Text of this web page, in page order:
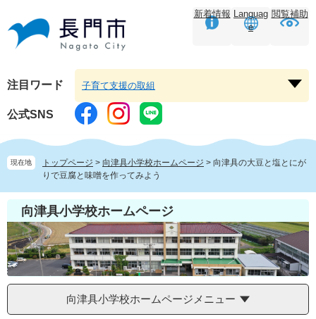
頭
す。
飛
し
本
文
へ
新着情報 Languag
e
閲覧補助
注目ワード
ー
を
く
子育て支援の取組
公式SNS
現在地 トップページ > 向津具小学校ホームページ > 向津具の大豆と塩とにが
りで豆腐と味噌を作ってみよう
向津具小学校ホームページ
向津具小学校ホームページメニュー